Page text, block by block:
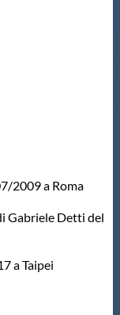
2009 a Roma
Gabriele Detti del
a Taipei